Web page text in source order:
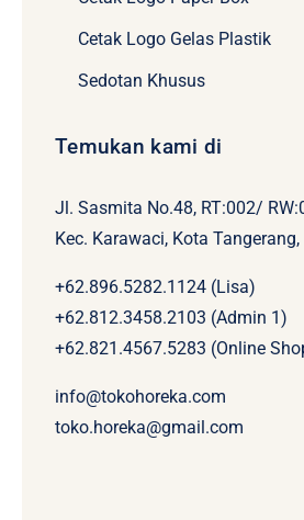
Cetak Logo Gelas Plastik
Sedotan Khusus
Temukan kami di
Jl. Sasmita No.48, RT:002/
Kec. Karawaci, Kota
+62.896.5282.1124 (Lisa)
+62.812.3458.2103 (Admin 1)
+62.821.4567.5283 (Online
info@tokohoreka.com
toko.horeka@gmail.com